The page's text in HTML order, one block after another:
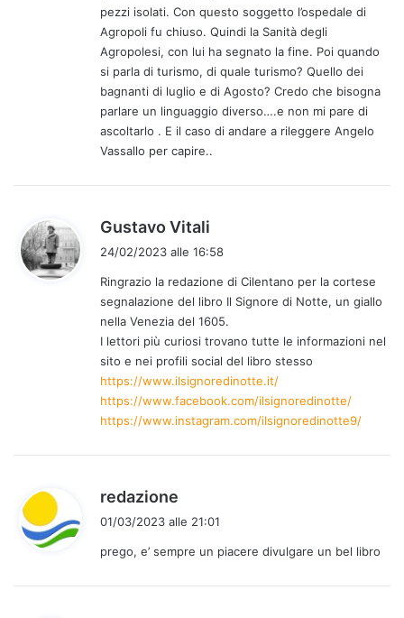
pezzi isolati. Con questo soggetto l’ospedale di
Agropoli fu chiuso. Quindi la Sanità degli
Agropolesi, con lui ha segnato la fine. Poi quando
si parla di turismo, di quale turismo? Quello dei
bagnanti di luglio e di Agosto? Credo che bisogna
parlare un linguaggio diverso….e non mi pare di
ascoltarlo . E il caso di andare a rileggere Angelo
Vassallo per capire..
Gustavo Vitali
e
t
t
o
:
24/02/2023 alle 16:58
Ringrazio la redazione di Cilentano per la cortese
segnalazione del libro Il Signore di Notte, un giallo
nella Venezia del 1605.
I lettori più curiosi trovano tutte le informazioni nel
sito e nei profili social del libro stesso
https://www.ilsignoredinotte.it/
https://www.facebook.com/ilsignoredinotte/
https://www.instagram.com/ilsignoredinotte9/
redazione
e
01/03/2023 alle 21:01
prego, e’ sempre un piacere divulgare un bel libro